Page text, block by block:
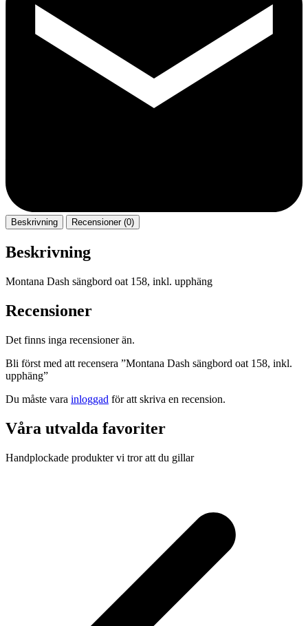
Beskrivning Recensioner (0)
Beskrivning
Montana Dash sängbord oat 158, inkl. upphäng
Recensioner
Det finns inga recensioner än.
Bli först med att recensera ”Montana Dash sängbord oat 158, inkl.
upphäng”
Du måste vara inloggad för att skriva en recension.
Våra utvalda favoriter
Handplockade produkter vi tror att du gillar